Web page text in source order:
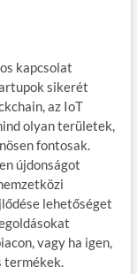
kapcsolat
sikerét
az IoT
olyan területek,
fontosak.
újdonságot
lehetőséget
vagy ha igen,
termékek.